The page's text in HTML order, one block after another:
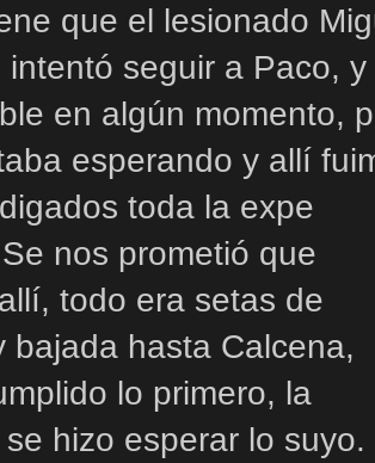
que el lesionado
intentó seguir a Paco,
en algún momento,
esperando y allí
toda la expe
nos prometió que
todo era setas de
bajada hasta Calcena,
lo primero, la
hizo esperar lo suyo.